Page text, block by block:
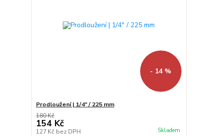
- 14 %
Prodloužení | 1/4" / 225 mm
180 Kč
154 Kč
127 Kč bez DPH Skladem